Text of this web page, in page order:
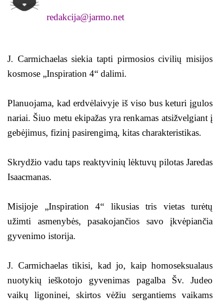
redakcija@jarmo.net
J. Carmichaelas siekia tapti pirmosios civilių misijos
kosmose „Inspiration 4“ dalimi.
Planuojama, kad erdvėlaivyje iš viso bus keturi įgulos
nariai. Šiuo metu ekipažas yra renkamas atsižvelgiant į
gebėjimus, fizinį pasirengimą, kitas charakteristikas.
Skrydžio vadu taps reaktyvinių lėktuvų pilotas Jaredas
Isaacmanas.
Misijoje „Inspiration 4“ likusias tris vietas turėtų
užimti asmenybės, pasakojančios savo įkvėpiančia
gyvenimo istorija.
J. Carmichaelas tikisi, kad jo, kaip homoseksualaus
nuotykių ieškotojo gyvenimas pagalba Šv. Judeo
vaikų ligoninei, skirtos vėžiu sergantiems vaikams